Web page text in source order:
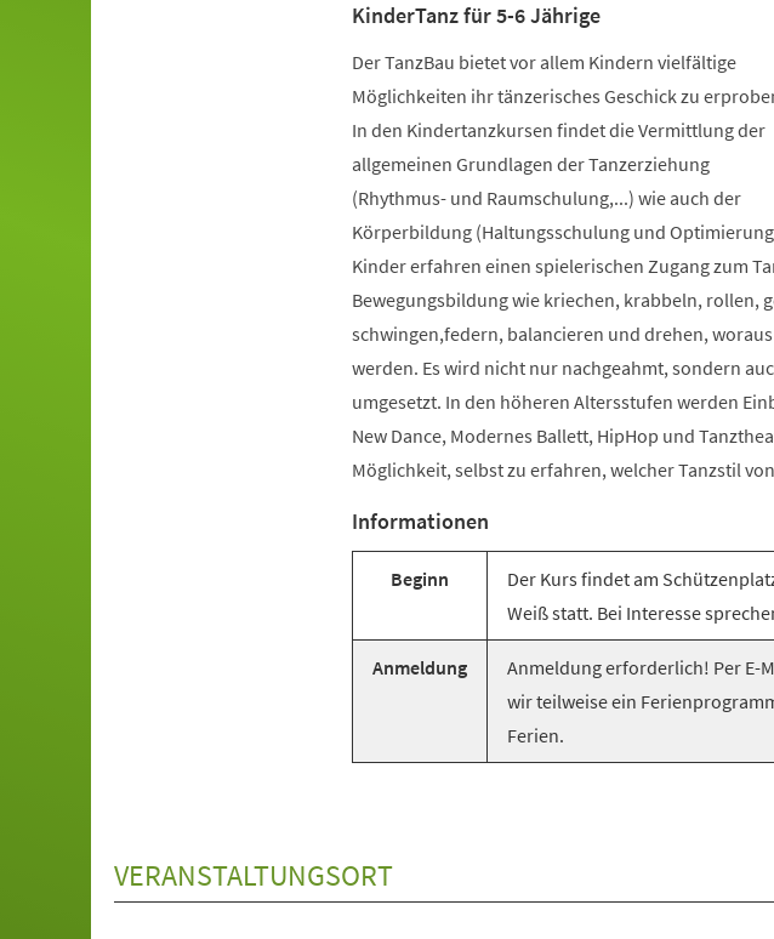
KinderTanz für 5-6 Jährige
Der TanzBau bietet vor allem Kindern vielfältige
Möglichkeiten ihr tänzerisches Geschick zu
In den Kindertanzkursen findet die Vermittlung der
allgemeinen Grundlagen der Tanzerziehung
(Rhythmus- und Raumschulung,...) wie auch der
Körperbildung (Haltungsschulung und
Kinder erfahren einen spielerischen Zugang zum
Bewegungsbildung wie kriechen, krabbeln, rollen,
schwingen,federn, balancieren und drehen,
werden. Es wird nicht nur nachgeahmt, sondern
umgesetzt. In den höheren Altersstufen werden
New Dance, Modernes Ballett, HipHop und
Möglichkeit, selbst zu erfahren, welcher Tanzstil
Informationen
Beginn
Der Kurs findet am
Weiß statt. Bei Interesse
Anmeldung
Anmeldung erforderlich! Per E-
wir teilweise ein
Ferien.
VERANSTALTUNGSORT